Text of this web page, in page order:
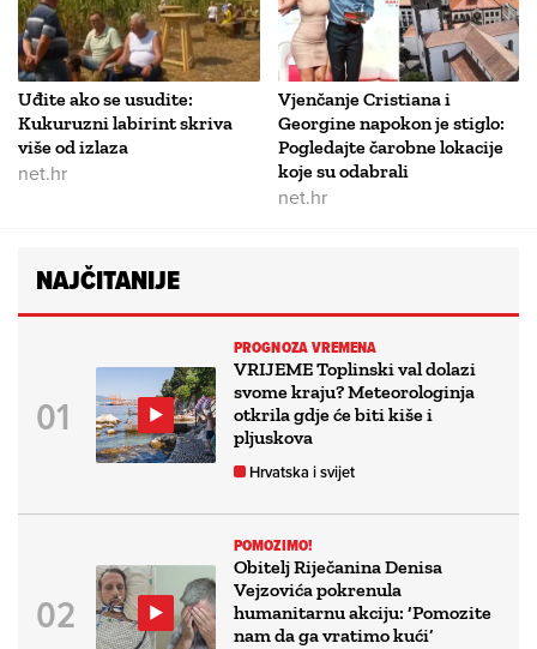
Uđite ako se usudite:
Kukuruzni labirint skriva
više od izlaza
net.hr
Vjenčanje Cristiana i
Georgine napokon je stiglo:
Pogledajte čarobne lokacije
koje su odabrali
net.hr
NAJČITANIJE
PROGNOZA VREMENA
VRIJEME Toplinski val dolazi
svome kraju? Meteorologinja
otkrila gdje će biti kiše i
pljuskova
Hrvatska i svijet
POMOZIMO!
Obitelj Riječanina Denisa
Vejzovića pokrenula
humanitarnu akciju: ‘Pomozite
nam da ga vratimo kući’